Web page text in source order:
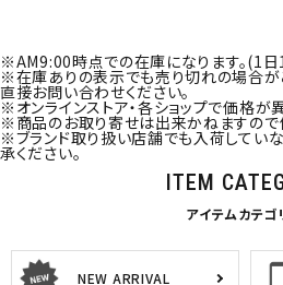
※AM9:00時点での在庫になります。(1
※在庫ありの表示でも売り切れの場合が
直接お問い合わせください。
※オンラインストア・各ショップで価格が
※商品のお取り寄せは出来かねますので
※ブランド取り扱い店舗でも入荷してい
承ください。
ITEM
アイテムカテゴ
NEW ARRIVAL